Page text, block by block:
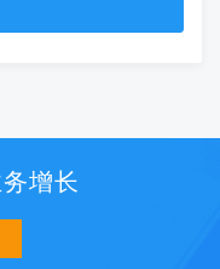
增长